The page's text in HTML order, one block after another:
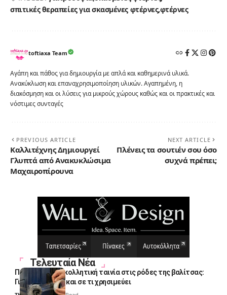
σπιτικές θεραπείες για σκασμένες φτέρνεςφτέρνες
toftiaxa Team
Αγάπη και πάθος για δημιουργία με απλά και καθημερινά υλικά.
Ανακύκλωση και επαναχρησιμοποίηση υλικών. Αγαπημένη, η
διακόσμηση και οι λύσεις για μικρούς χώρους καθώς και οι πρακτικές και
νόστιμες συνταγές
PREVIOUS ARTICLE
Καλλιτέχνης Δημιουργεί
Γλυπτά από Ανακυκλώσιμα
Μαχαιροπίρουνα
NEXT ARTICLE
Πλένεις τα σουτιέν σου όσο
συχνά πρέπει;
Τελευταία Νέα
Πολλοί βάζουν κολλητική ταινία στις ρόδες της βαλίτσας:
Γιατί το κάνουν και σε τι χρησιμεύει